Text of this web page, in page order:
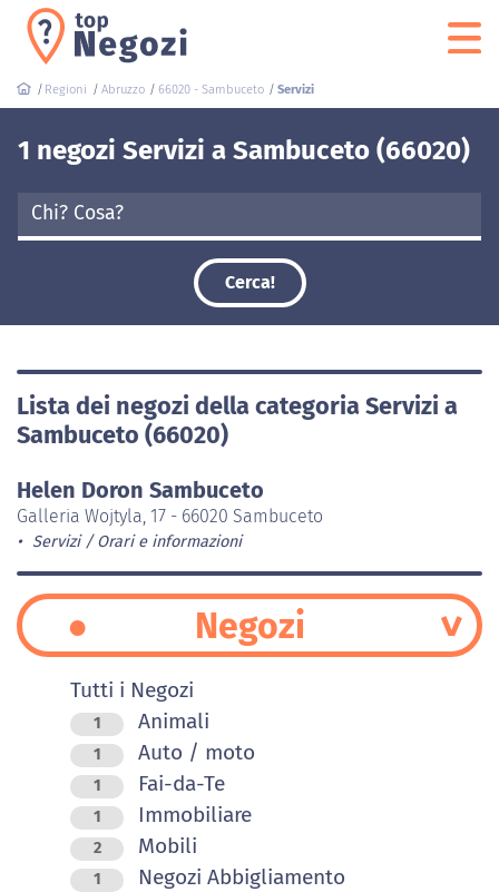
Regioni Abruzzo 66020 - Sambuceto Servizi
1 negozi Servizi a Sambuceto (66020)
Cerca!
Lista dei negozi della categoria Servizi a
Sambuceto (66020)
Helen Doron Sambuceto
Galleria Wojtyla, 17 - 66020 Sambuceto
Servizi Orari e informazioni
Negozi
Tutti i Negozi
1 Animali
1 Auto / moto
1 Fai-da-Te
1 Immobiliare
2 Mobili
1 Negozi Abbigliamento